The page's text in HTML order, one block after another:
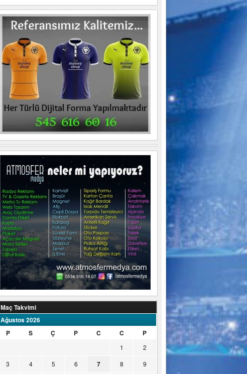
Maç Takvimi
Ağustos 2026
P
S Ç P C C P
1
2
3
4 5 6 7 8
9